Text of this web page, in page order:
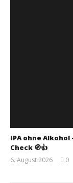
IPA ohne
Check 🧭👍
6. August 2026
0